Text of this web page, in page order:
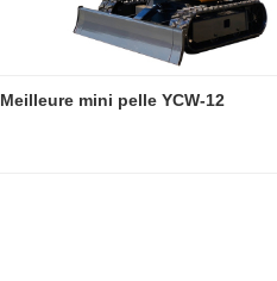
Meilleure mini pelle YCW-12